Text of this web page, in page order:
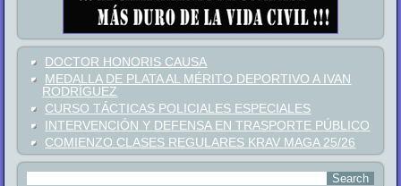
DOCTOR HONORIS CAUSA
MEDALLA DE PLATA AL MÉRITO DEPORTIVO A IVAN
RODRÍGUEZ
CURSO TÁCTICAS POLICIALES ESPECIALES
INTERVENCIÓN Y DEFENSA EN TRASPORTE PÚBLICO
COMIENZO CLASES REGULARES KRAV MAGA 25/26